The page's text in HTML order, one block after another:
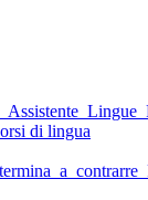
di lingua